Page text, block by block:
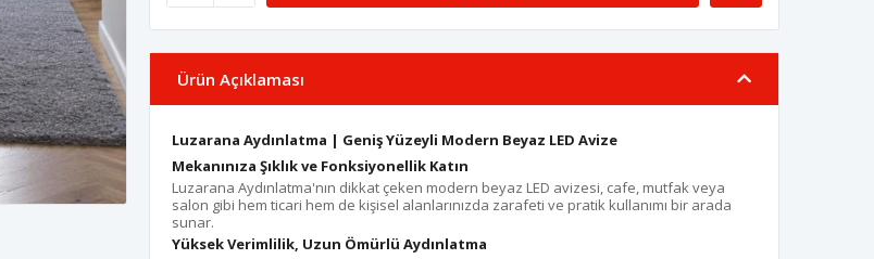
Ürün Açıklaması
Luzarana Aydınlatma | Geniş Yüzeyli Modern Beyaz LED Avize
Mekanınıza Şıklık ve Fonksiyonellik Katın
Luzarana Aydınlatma'nın dikkat çeken modern beyaz LED avizesi, cafe, mutfak veya
salon gibi hem ticari hem de kişisel alanlarınızda zarafeti ve pratik kullanımı bir arada
sunar.
Yüksek Verimlilik, Uzun Ömürlü Aydınlatma